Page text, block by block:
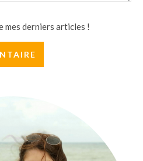
mes derniers articles !